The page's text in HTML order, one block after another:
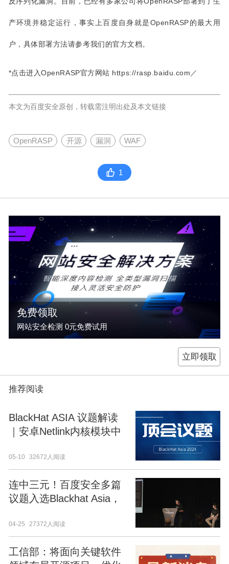
产环境并稳定运行，事实上百度自身就是OpenRASP的最大用
户，具体部署方法请参考我们的官方文档。
*点击进入OpenRASP官方网站 https://rasp.baidu.com／
本文为百度安全原创，转载需注明出处及本文链接
OpenRASP 开源 漏洞 WAF
1
免费领取
网站安全检测 0元免费试用
立即领取
推荐阅读
BlackHat ASIA 议题解读
｜安卓Netlink内核模块中
05-10 32672人阅读
连中三元！百度安全多篇
议题入选Blackhat Asia，
04-25 27372人阅读
工信部：将面向关键软件